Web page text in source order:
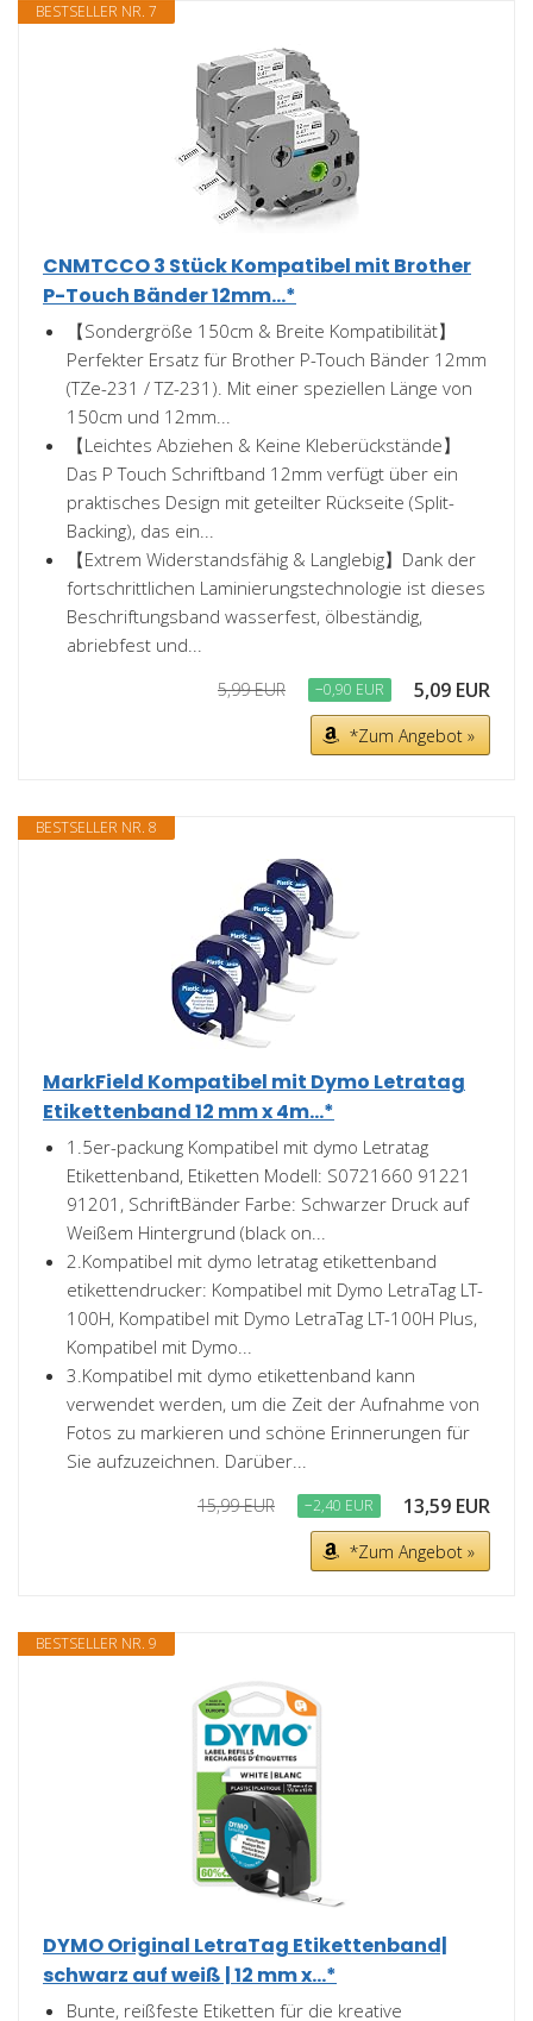
BESTSELLER NR. 7
CNMTCCO 3 Stück Kompatibel mit Brother
P-Touch Bänder 12mm...*
【Sondergröße 150cm & Breite Kompatibilität】
Perfekter Ersatz für Brother P-Touch Bänder 12mm
(TZe-231 / TZ-231). Mit einer speziellen Länge von
150cm und 12mm...
【Leichtes Abziehen & Keine Kleberückstände】
Das P Touch Schriftband 12mm verfügt über ein
praktisches Design mit geteilter Rückseite (Split-
Backing), das ein...
【Extrem Widerstandsfähig & Langlebig】Dank der
fortschrittlichen Laminierungstechnologie ist dieses
Beschriftungsband wasserfest, ölbeständig,
abriebfest und...
5,99 EUR −0,90 EUR 5,09 EUR
*Zum Angebot »
BESTSELLER NR. 8
MarkField Kompatibel mit Dymo Letratag
Etikettenband 12 mm x 4m...*
1.5er-packung Kompatibel mit dymo Letratag
Etikettenband, Etiketten Modell: S0721660 91221
91201, SchriftBänder Farbe: Schwarzer Druck auf
Weißem Hintergrund (black on...
2.Kompatibel mit dymo letratag etikettenband
etikettendrucker: Kompatibel mit Dymo LetraTag LT-
100H, Kompatibel mit Dymo LetraTag LT-100H Plus,
Kompatibel mit Dymo...
3.Kompatibel mit dymo etikettenband kann
verwendet werden, um die Zeit der Aufnahme von
Fotos zu markieren und schöne Erinnerungen für
Sie aufzuzeichnen. Darüber...
15,99 EUR −2,40 EUR 13,59 EUR
*Zum Angebot »
BESTSELLER NR. 9
DYMO Original LetraTag Etikettenband|
schwarz auf weiß | 12 mm x...*
Bunte, reißfeste Etiketten für die kreative